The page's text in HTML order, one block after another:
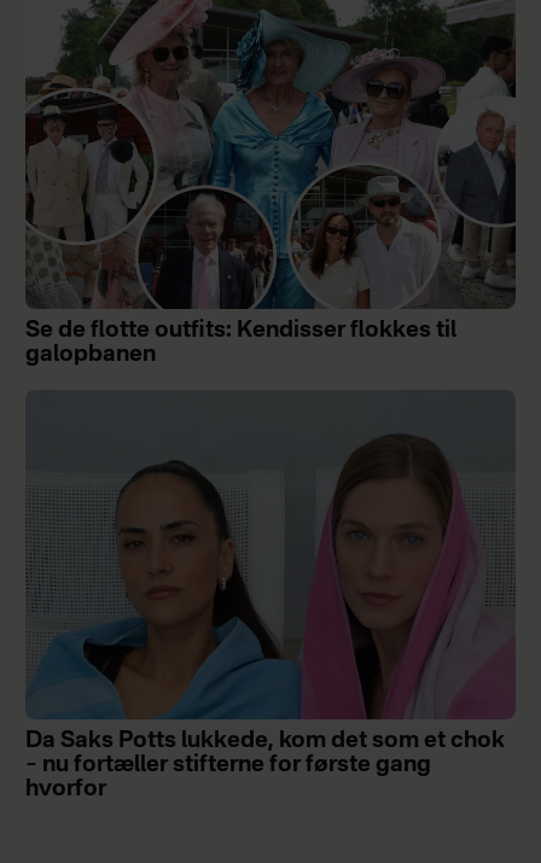
Se de flotte outfits: Kendisser flokkes til
galopbanen
Da Saks Potts lukkede, kom det som et chok
– nu fortæller stifterne for første gang
hvorfor